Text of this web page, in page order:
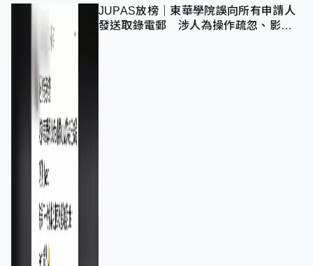
JUPAS放榜｜東華學院誤向所有申請人
發送取錄電郵 涉人為操作疏忽、影響